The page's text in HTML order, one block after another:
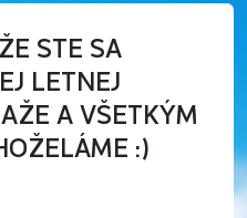
STE SA
LETNEJ
A VŠETKÝM
:)